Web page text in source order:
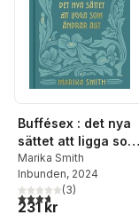
Buffésex : det nya
sättet att ligga som
ändrar allt
Marika Smith
Inbunden, 2024
3,7utav 5 stjärnor.
(3)
231 kr